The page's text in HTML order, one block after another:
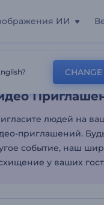
ИИ
Шаблоны Видео-
людей на
приглашений.
событие, наш
у ваших
CHANGE